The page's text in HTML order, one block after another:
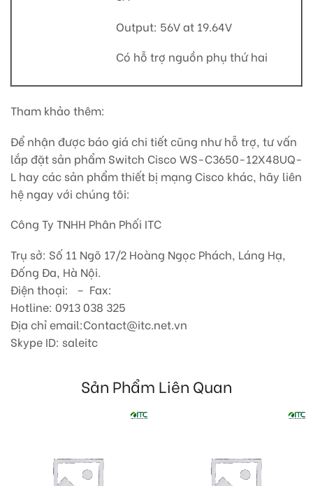
Output: 56V at 19.64V
Có hỗ trợ nguồn phụ thứ hai
Tham khảo thêm:
Để nhận được báo giá chi tiết cũng như hỗ trợ, tư vấn
lắp đặt sản phẩm Switch Cisco WS-C3650-12X48UQ-
L hay các sản phẩm thiết bị mạng Cisco khác, hãy liên
hệ ngay với chúng tôi:
Công Ty TNHH Phân Phối ITC
Trụ sở: Số 11 Ngõ 17/2 Hoàng Ngọc Phách, Láng Hạ,
Đống Đa, Hà Nội.
Điện thoại: – Fax:
Hotline: 0913 038 325
Địa chỉ email:Contact@itc.net.vn
Skype ID: saleitc
Sản Phẩm Liên Quan